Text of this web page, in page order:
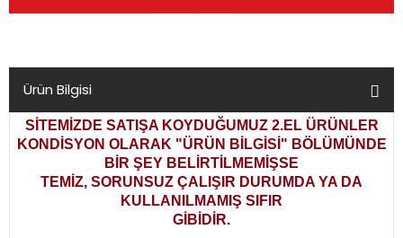
Ürün Bilgisi
SİTEMİZDE SATIŞA KOYDUĞUMUZ 2.EL ÜRÜNLER
KONDİSYON OLARAK "ÜRÜN BİLGİSİ" BÖLÜMÜNDE
BİR ŞEY BELİRTİLMEMİŞSE
TEMİZ, SORUNSUZ ÇALIŞIR DURUMDA YA DA
KULLANILMAMIŞ SIFIR
GİBİDİR.